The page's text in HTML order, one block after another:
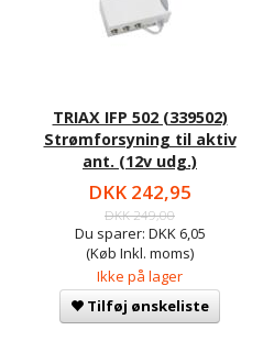
TRIAX IFP 502 (339502)
Strømforsyning til aktiv
ant. (12v udg.)
DKK 242,95
DKK 249,00
Du sparer: DKK 6,05
(Køb Inkl. moms)
Ikke på lager
Tilføj ønskeliste